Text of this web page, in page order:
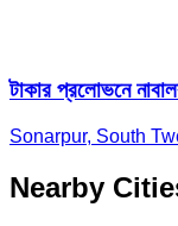
টাকার প্রলোভনে
Sonarpur, South
Nearby